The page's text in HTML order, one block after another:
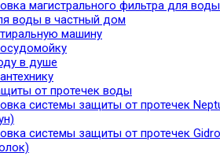
магистрального фильтра для воды
воды в частный дом
машину
в душе
от протечек воды
системы защиты от протечек
системы защиты от протечек